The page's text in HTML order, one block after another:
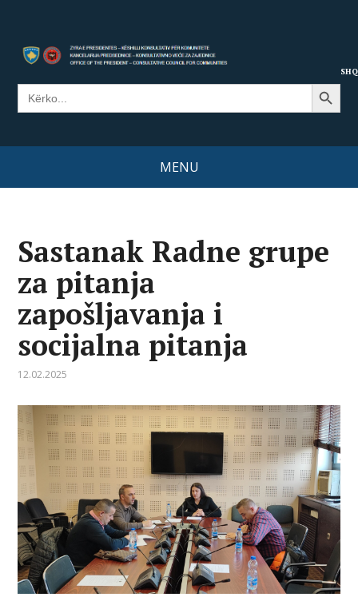
Search
for:
Search Button
MENU
Sastanak Radne grupe
za pitanja
zapošljavanja i
socijalna pitanja
12.02.2025